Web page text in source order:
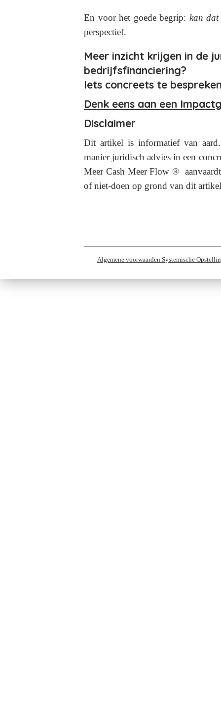
En voor het goede begrip: kan
perspectief.
Meer inzicht krijgen in de
bedrijfsfinanciering?
Iets concreets te
Denk eens aan een
Disclaimer
Dit artikel is informatief van
manier juridisch advies in een
Meer Cash Meer Flow ®
of niet-doen op grond van dit
Algemene voorwaarden Systemische